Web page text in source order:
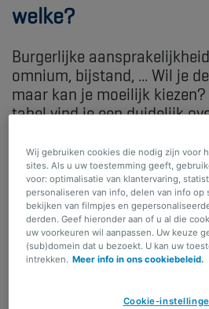
welke?
Burgerlijke
omnium, bijstand, ... Wil je
maar kan je moeilijk
tabel vind je een duidelijk
en verwachtingen.
BA (wettelijk
Dekking voor schade
Wij gebruiken cookies die nodig zijn voor
sites. Als u uw toestemming geeft,
voor: optimalisatie van klantervaring,
personaliseren van info, delen van info op
bekijken van filmpjes en
derden. Geef hieronder aan of u al die
uw voorkeuren wil aanpassen. Uw keuze
(sub)domein dat u bezoekt. U kan uw
intrekken. Meer info in ons cookiebeleid.
Cookie-